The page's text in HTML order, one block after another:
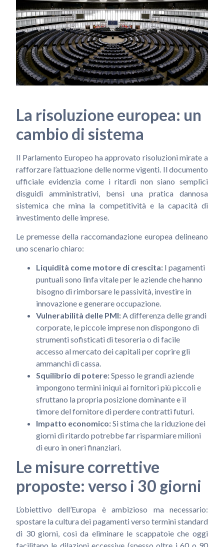
La risoluzione europea: un
cambio di sistema
Il Parlamento Europeo ha approvato risoluzioni mirate a
rafforzare l’attuazione delle norme vigenti. Il documento
ufficiale evidenzia come i ritardi non siano semplici
disguidi amministrativi, bensì una pratica dannosa
sistemica che mina la competitività e la capacità di
investimento delle imprese.
Le premesse della raccomandazione europea delineano
uno scenario chiaro:
Liquidità come motore di crescita: I pagamenti
puntuali sono linfa vitale per le aziende che hanno
bisogno di rimborsare le passività, investire in
innovazione e generare occupazione.
Vulnerabilità delle PMI:A differenza delle grandi
corporate, le piccole imprese non dispongono di
strumenti sofisticati di tesoreria o di facile
accesso al mercato dei capitali per coprire gli
ammanchi di cassa.
Squilibrio di potere:Spesso le grandi aziende
impongono termini iniqui ai fornitori più piccoli e
sfruttano la propria posizione dominante e il
timore del fornitore di perdere contratti futuri.
Impatto economico:Si stima che la riduzione dei
giorni di ritardo potrebbe far risparmiare milioni
di euro in oneri finanziari.
Le misure correttive
proposte: verso i 30 giorni
L’obiettivo dell’Europa è ambizioso ma necessario:
spostare la cultura dei pagamenti verso termini standard
di 30 giorni, così da eliminare le scappatoie che oggi